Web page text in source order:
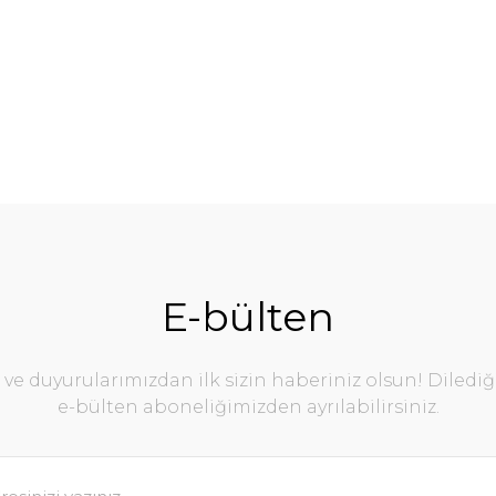
E-bülten
ve duyurularımızdan ilk sizin haberiniz olsun!
e-bülten aboneliğimizden ayrılabilirsiniz.